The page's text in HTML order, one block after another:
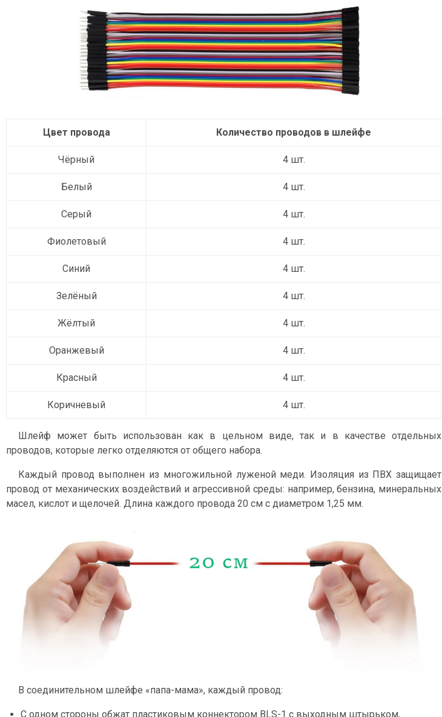
Цвет провода Количество проводов в шлейфе
Чёрный 4 шт.
Белый 4 шт.
Серый 4 шт.
Фиолетовый 4 шт.
Синий 4 шт.
Зелёный 4 шт.
Жёлтый 4 шт.
Оранжевый 4 шт.
Красный 4 шт.
Коричневый 4 шт.
Шлейф может быть использован как в цельном виде, так и в качестве отдельных
проводов, которые легко отделяются от общего набора.
Каждый провод выполнен из многожильной луженой меди. Изоляция из ПВХ защищает
провод от механических воздействий и агрессивной среды: например, бензина, минеральных
масел, кислот и щелочей. Длина каждого провода 20 см с диаметром 1,25 мм.
В соединительном шлейфе «папа-мама», каждый провод:
С одном стороны обжат пластиковым коннектором BLS-1 с выходным штырьком,